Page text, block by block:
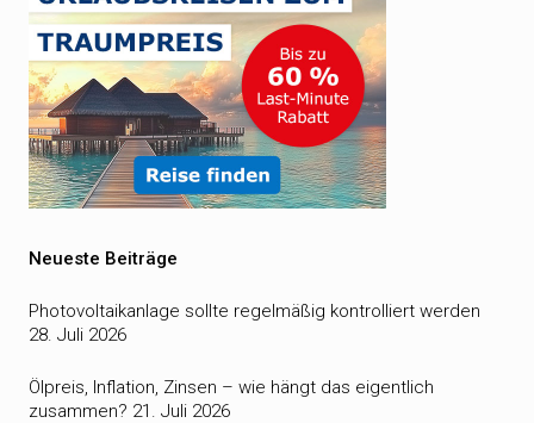
Neueste Beiträge
Photovoltaikanlage sollte regelmäßig kontrolliert werden
28. Juli 2026
Ölpreis, Inflation, Zinsen – wie hängt das eigentlich
zusammen? 21. Juli 2026